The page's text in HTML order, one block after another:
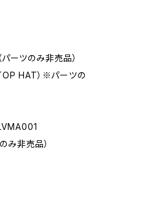
ーツのみ非売品）
HAT）※パーツの
み非売品）